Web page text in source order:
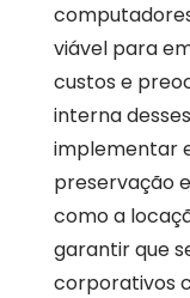
viável para
custos e
interna
implementar
preservação
como a
garantir que
corporativos